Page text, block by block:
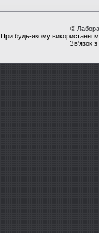
©
При будь-якому використанні
Зв'язок з